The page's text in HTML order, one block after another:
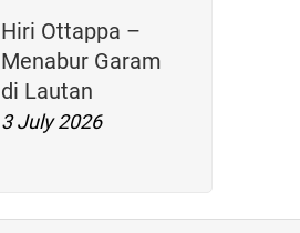
Hiri Ottappa –
Menabur Garam
di Lautan
3 July 2026